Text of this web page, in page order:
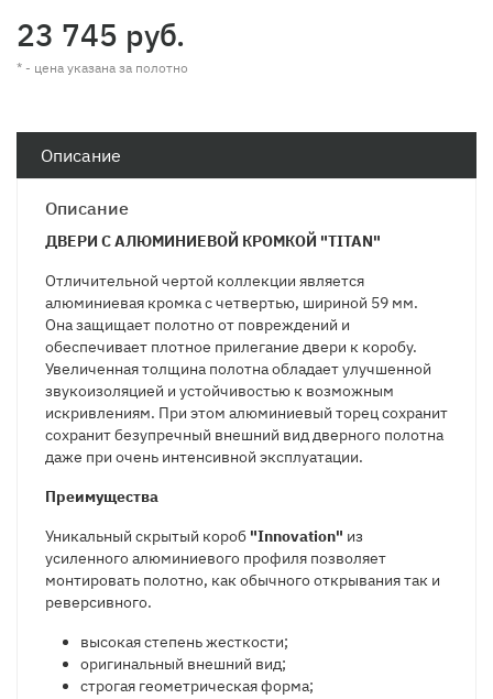
23 745 руб.
* - цена указана за полотно
Описание
Описание
ДВЕРИ С АЛЮМИНИЕВОЙ КРОМКОЙ "TITAN"
Отличительной чертой коллекции является
алюминиевая кромка с четвертью, шириной 59 мм.
Она защищает полотно от повреждений и
обеспечивает плотное прилегание двери к коробу.
Увеличенная толщина полотна обладает улучшенной
звукоизоляцией и устойчивостью к возможным
искривлениям. При этом алюминиевый торец сохранит
сохранит безупречный внешний вид дверного полотна
даже при очень интенсивной эксплуатации.
Преимущества
Уникальный скрытый короб "Innovation" из
усиленного алюминиевого профиля позволяет
монтировать полотно, как обычного открывания так и
реверсивного.
высокая степень жесткости;
оригинальный внешний вид;
строгая геометрическая форма;